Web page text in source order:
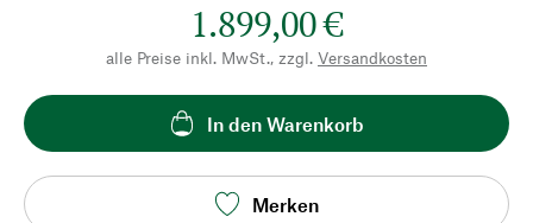
1.899,00 €
alle Preise inkl. MwSt., zzgl. Versandkosten
In den Warenkorb
Merken